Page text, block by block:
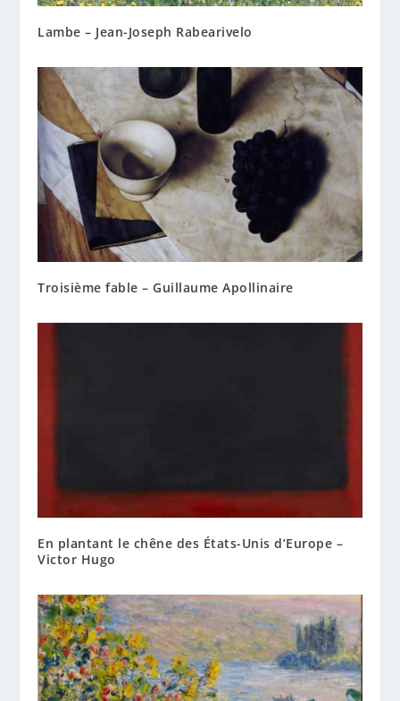
Lambe – Jean-Joseph Rabearivelo
Troisième fable – Guillaume Apollinaire
En plantant le chêne des États-Unis d’Europe –
Victor Hugo